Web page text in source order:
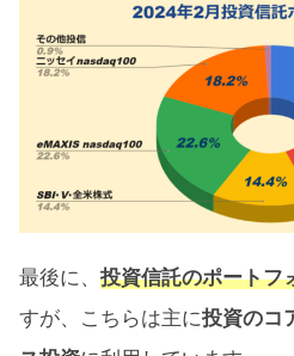
最後に、 投資信託のポートフ
すが、こちらは主に投資のコ